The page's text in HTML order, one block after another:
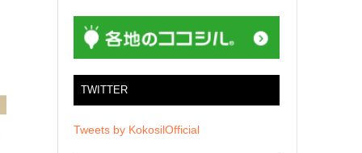
TWITTER
Tweets by KokosilOfficial